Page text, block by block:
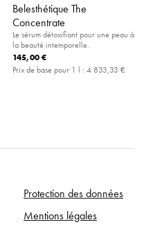
Belesthétique The
Concentrate
Le sérum détoxifiant pour une peau à
la beauté intemporelle.
145,00 €
Prix de base pour 1 l : 4 833,33 €
Protection des données
Mentions légales